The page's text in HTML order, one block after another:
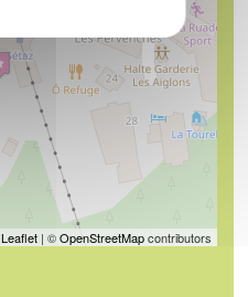
Leaflet| ©OpenStreetMapcontributors